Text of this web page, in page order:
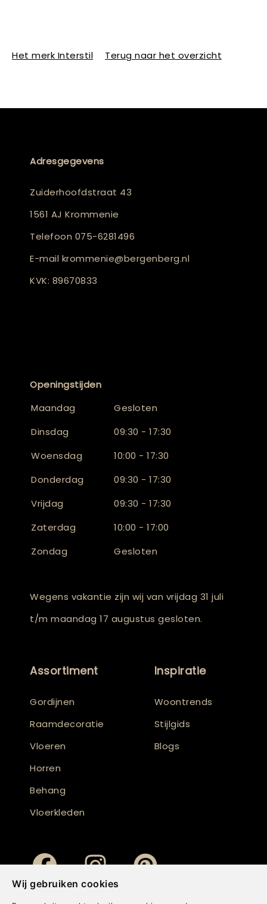
Wij gebruiken cookies
Het merk Interstil Terug naar het overzicht
Adresgegevens
Zuiderhoofdstraat 43
1561 AJ Krommenie
Telefoon 075-6281496
E-mail krommenie@bergenberg.nl
KVK: 89670833
Openingstijden
Maandag
Gesloten
Dinsdag
09:30 - 17:30
Woensdag
10:00 - 17:30
Donderdag
09:30 - 17:30
Vrijdag
09:30 - 17:30
Zaterdag
10:00 - 17:00
Zondag
Gesloten
Wegens vakantie zijn wij van vrijdag 31 juli
t/m maandag 17 augustus gesloten.
Assortiment
Gordijnen
Raamdecoratie
Vloeren
Horren
Behang
Vloerkleden
Inspiratie
Woontrends
Stijlgids
Blogs